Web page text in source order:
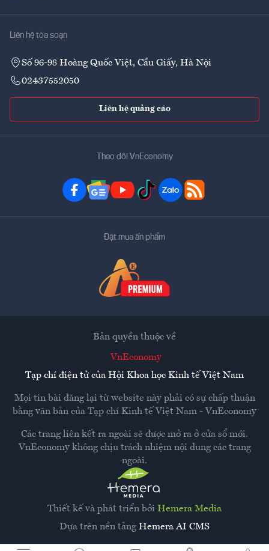
Liên hệ tòa soạn
Số 96-98 Hoàng Quốc Việt, Cầu Giấy, Hà Nội
02437552050
Liên hệ quảng cáo
Theo dõi VnEconomy
Đặt mua ấn phẩm
Thiết kế và phát triển bởi Hemera Media
Dựa trên nền tảng Hemera AI CMS
Bản quyền thuộc về
VnEconomy
Tạp chí điện tử của Hội Khoa học Kinh tế Việt Nam
Mọi tin bài đăng lại từ website này phải có sự chấp thuận
bằng văn bản của Tạp chí Kinh tế Việt Nam - VnEconomy
Các trang liên kết ra ngoài sẽ được mở ra ở cửa sổ mới.
VnEconomy không chịu trách nhiệm nội dung các trang
ngoài.